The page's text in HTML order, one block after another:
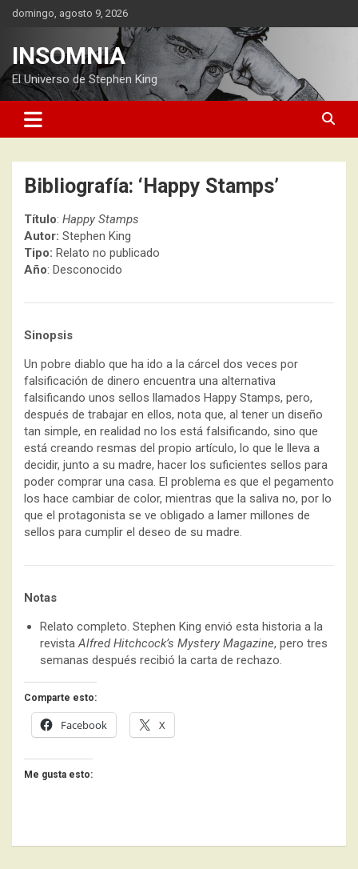
Saltardomingo, agosto 9, 2026
INSOMNIA
El Universo de Stephen King
Bibliografía: ‘Happy Stamps’
Título: Happy Stamps
Autor: Stephen King
Tipo: Relato no publicado
Año: Desconocido
Sinopsis
Un pobre diablo que ha ido a la cárcel dos veces por
falsificación de dinero encuentra una alternativa
falsificando unos sellos llamados Happy Stamps, pero,
después de trabajar en ellos, nota que, al tener un diseño
tan simple, en realidad no los está falsificando, sino que
está creando resmas del propio artículo, lo que le lleva a
decidir, junto a su madre, hacer los suficientes sellos para
poder comprar una casa. El problema es que el pegamento
los hace cambiar de color, mientras que la saliva no, por lo
que el protagonista se ve obligado a lamer millones de
sellos para cumplir el deseo de su madre.
Notas
Relato completo. Stephen King envió esta historia a la
revistaAlfred Hitchcock’s Mystery Magazine, pero tres
semanas después recibió la carta de rechazo.
Comparte esto:
Facebook X
Me gusta esto: